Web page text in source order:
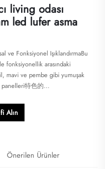
living odası
led lufer asma
ve Fonksiyonel IşıklandırmaBu
fonksiyonellik arasındaki
mavi ve pembe gibi yumuşak
panelleri特色的...
Alın
Önerilen Ürünler